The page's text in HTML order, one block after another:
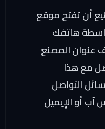
أن تفتح موقع
هاتفك
عنوان المصنع
مع هذا
التواصل
آب أو الإيميل